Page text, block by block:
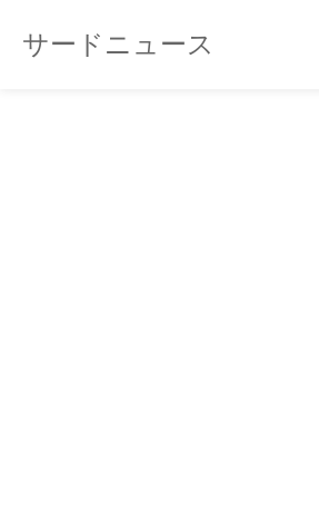
サードニュース